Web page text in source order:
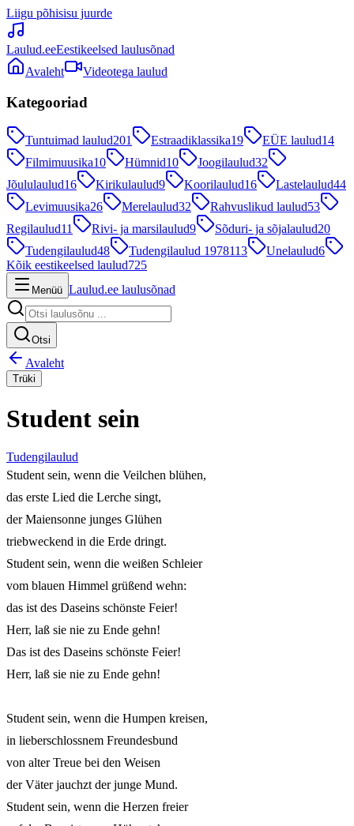
Liigu põhisisu juurde
Laulud.eeEestikeelsed laulusõnad
Avaleht
Videotega laulud
Kategooriad
Tuntuimad laulud201 Estraadiklassika19 EÜE laulud14
Filmimuusika10 Hümnid10 Joogilaulud32
Jõululaulud16 Kirikulaulud9 Koorilaulud16 Lastelaulud44
Levimuusika26 Merelaulud32 Rahvuslikud laulud53
Regilaulud11 Rivi- ja marsilaulud9 Sõduri- ja sõjalaulud20
Tudengilaulud48 Tudengilaulud 1978113 Unelaulud6
Kõik eestikeelsed laulud725
Menüü Laulud.ee laulusõnad
Otsi
Avaleht
Trüki
Student sein
Tudengilaulud
Student sein, wenn die Veilchen blühen,
das erste Lied die Lerche singt,
der Maiensonne junges Glühen
triebweckend in die Erde dringt.
Student sein, wenn die weißen Schleier
vom blauen Himmel grüßend wehn:
das ist des Daseins schönste Feier!
Herr, laß sie nie zu Ende gehn!
Das ist des Daseins schönste Feier!
Herr, laß sie nie zu Ende gehn!
Student sein, wenn die Humpen kreisen,
in lieberschlossnem Freundesbund
von alter Treue bei den Weisen
der Väter jauchzt der junge Mund.
Student sein, wenn die Herzen freier